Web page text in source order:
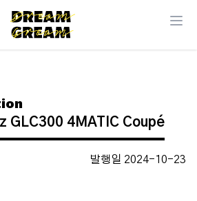
GLC300 4MATIC Coupé
발행일 2024-10-23